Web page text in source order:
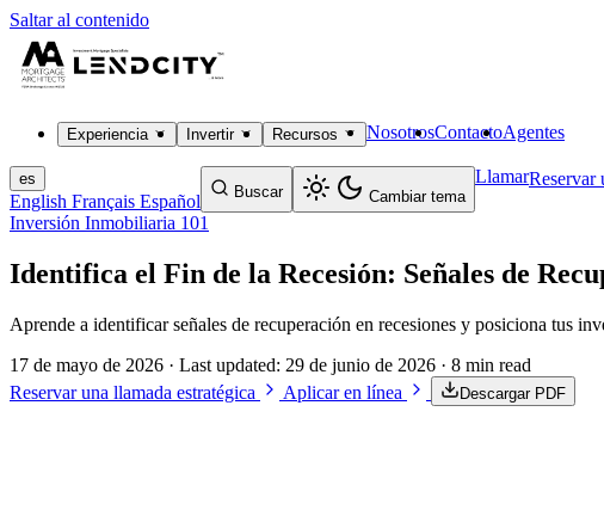
Saltar al contenido
Experiencia Invertir Recursos NosotrosContactoAgentes
es
English Français Español Buscar Cambiar tema
LlamarReservar
Inversión Inmobiliaria 101
Identifica el Fin de la Recesión: Señales de
Aprende a identificar señales de recuperación en recesiones y posiciona tus
17 de mayo de 2026 · Last updated: 29 de junio de 2026 · 8 min read
Reservar una llamada estratégica
Aplicar en línea Descargar PDF